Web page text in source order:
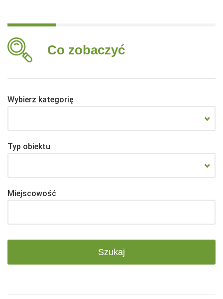
Co zobaczyć
Wybierz kategorię
Typ obiektu
Miejscowość